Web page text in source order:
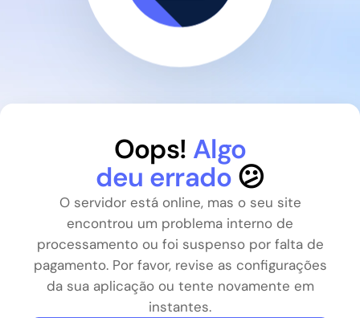
Oops! Algo
deu errado 😕
O servidor está online, mas o seu site
encontrou um problema interno de
processamento ou foi suspenso por falta de
pagamento. Por favor, revise as configurações
da sua aplicação ou tente novamente em
instantes.